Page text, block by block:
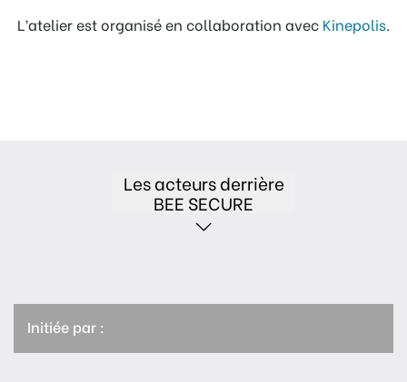
L’atelier est organisé en collaboration avec Kinepolis.
Les acteurs derrière
BEE SECURE
Initiée par :